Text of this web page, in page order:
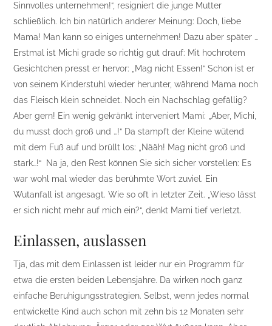
Sinnvolles unternehmen!“, resigniert die junge Mutter
schließlich. Ich bin natürlich anderer Meinung: Doch, liebe
Mama! Man kann so einiges unternehmen! Dazu aber später …
Erstmal ist Michi grade so richtig gut drauf: Mit hochrotem
Gesichtchen presst er hervor: „Mag nicht Essen!“ Schon ist er
von seinem Kinderstuhl wieder herunter, während Mama noch
das Fleisch klein schneidet. Noch ein Nachschlag gefällig?
Aber gern! Ein wenig gekränkt interveniert Mami: „Aber, Michi,
du musst doch groß und …!“ Da stampft der Kleine wütend
mit dem Fuß auf und brüllt los: „Nääh! Mag nicht groß und
stark…!“ Na ja, den Rest können Sie sich sicher vorstellen: Es
war wohl mal wieder das berühmte Wort zuviel. Ein
Wutanfall ist angesagt. Wie so oft in letzter Zeit. „Wieso lässt
er sich nicht mehr auf mich ein?“, denkt Mami tief verletzt.
Einlassen, auslassen
Tja, das mit dem Einlassen ist leider nur ein Programm für
etwa die ersten beiden Lebensjahre. Da wirken noch ganz
einfache Beruhigungsstrategien. Selbst, wenn jedes normal
entwickelte Kind auch schon mit zehn bis 12 Monaten sehr